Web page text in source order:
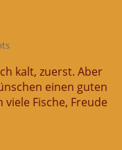
kalt, zuerst. Aber
einen guten
Fische, Freude